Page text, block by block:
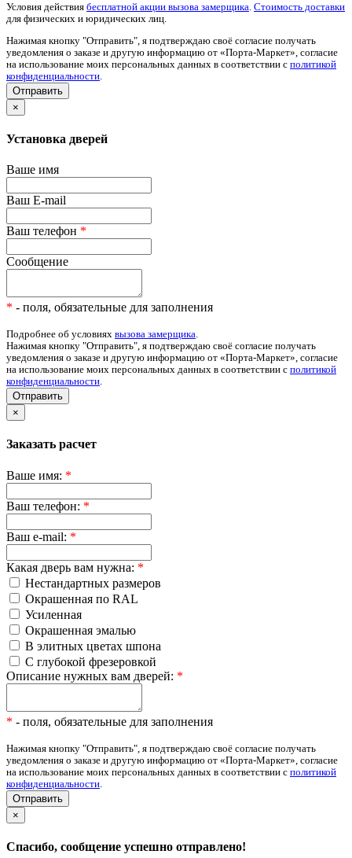
Условия действия бесплатной акции вызова замерщика Стоимость доставки
для физических и юридических лиц.
Нажимая кнопку "Отправить", я подтверждаю своё согласие получать
уведомления о заказе и другую информацию от «Порта-Маркет», согласие
на использование моих персональных данных в соответствии с политикой
конфиденциальности
×
Установка дверей
Ваше имя
Ваш E-mail
Ваш телефон *
Сообщение
* - поля, обязательные для заполнения
Подробнее об условиях вызова замерщика.
Нажимая кнопку "Отправить", я подтверждаю своё согласие получать
уведомления о заказе и другую информацию от «Порта-Маркет», согласие
на использование моих персональных данных в соответствии с политикой
конфиденциальности.
Отправить
×
Заказать расчет
Ваше имя: *
Ваш телефон: *
Ваш e-mail: *
Какая дверь вам нужна: *
Нестандартных размеров
Окрашенная по RAL
Усиленная
Окрашенная эмалью
В элитных цветах шпона
С глубокой фрезеровкой
Описание нужных вам дверей: *
* - поля, обязательные для заполнения
Нажимая кнопку "Отправить", я подтверждаю своё согласие получать
уведомления о заказе и другую информацию от «Порта-Маркет», согласие
на использование моих персональных данных в соответствии с политикой
конфиденциальности
×
Спасибо, сообщение успешно отправлено!